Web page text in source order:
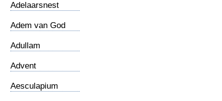
Adelaarsnest
Adem van God
Adullam
Advent
Aesculapium